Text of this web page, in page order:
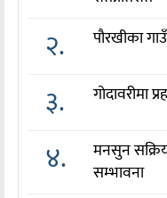
२. पौरखीका
३. गोदावरीमा
४.
मनसुन
सम्भावना